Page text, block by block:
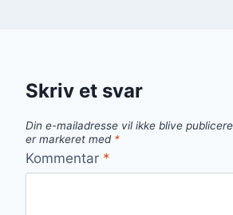
Skriv et svar
Din e-mailadresse vil ikke blive
er markeret med *
Kommentar *